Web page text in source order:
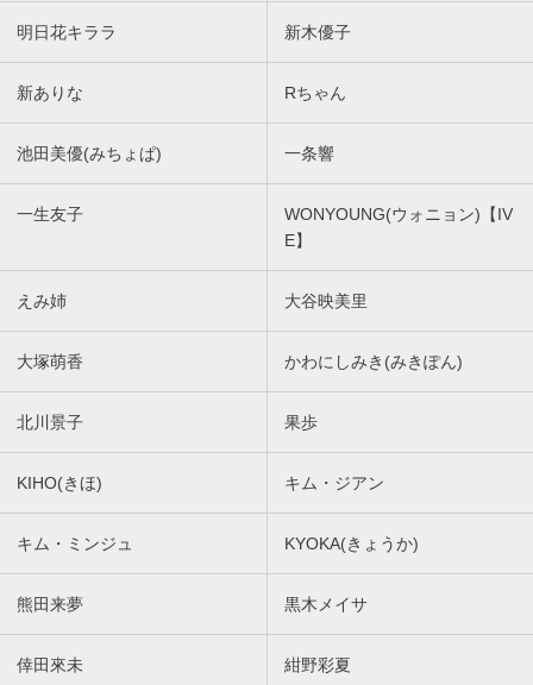
明日花キララ 新木優子
新ありな Rちゃん
池田美優(みちょぱ) 一条響
一生友子
WONYOUNG(ウォニョン)【IV
E】
えみ姉 大谷映美里
大塚萌香 かわにしみき(みきぽん)
北川景子 果歩
KIHO(きほ) キム・ジアン
キム・ミンジュ KYOKA(きょうか)
熊田来夢 黒木メイサ
倖田來未 紺野彩夏